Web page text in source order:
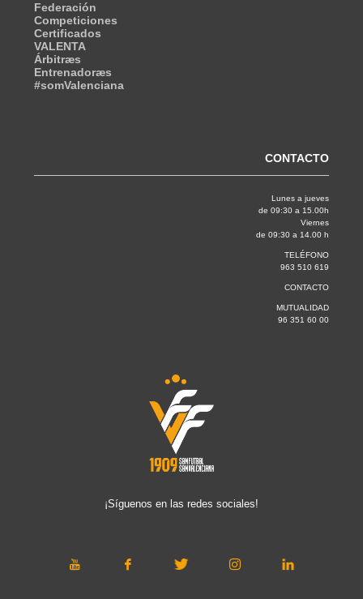
Federación
Competiciones
Certificados
VALENTA
Árbitræs
Entrenadoræs
#somValenciana
CONTACTO
Lunes a jueves
de 09:30 a 15.00h
Viernes
de 09:30 a 14.00 h
TELÉFONO
963 510 619
CONTACTO
MUTUALIDAD
96 351 60 00
¡Síguenos en las redes sociales!